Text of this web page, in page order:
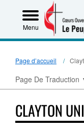
Menu
Page d’accueil
Page De Traduction
CLAYTON